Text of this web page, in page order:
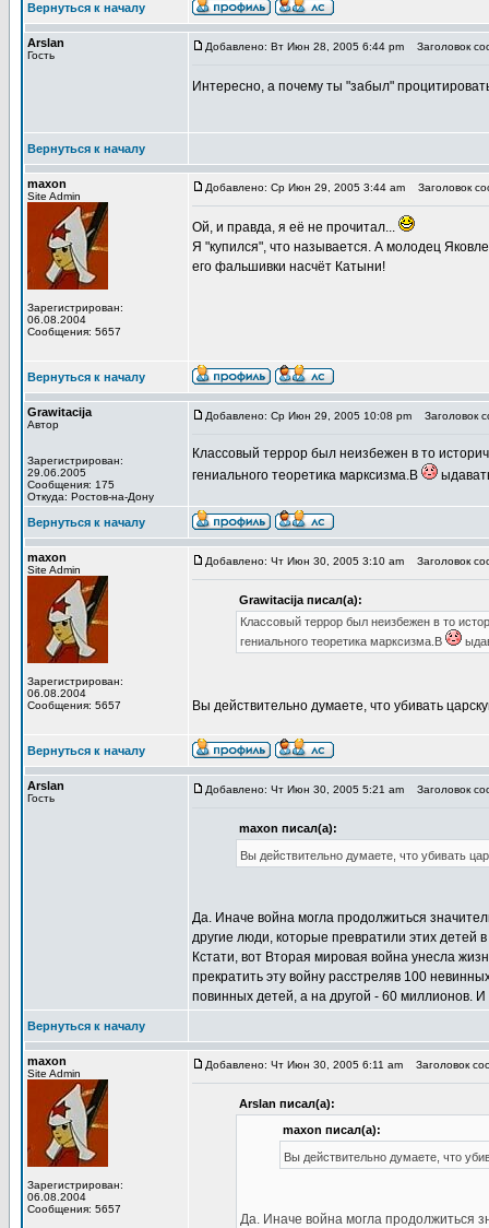
Вернуться к началу
Arslan
Гость
Добавлено: Вт Июн 28, 2005 6:44 pm Заголовок
Интересно, а почему ты "забыл"
Вернуться к началу
maxon
Site Admin
Зарегистрирован:
06.08.2004
Сообщения: 5657
Добавлено: Ср Июн 29, 2005 3:44 am Заголовок
Ой, и правда, я её не прочитал...
Я "купился", что называется. А молодец
его фальшивки насчёт Катыни!
Вернуться к началу
Grawitacija
Автор
Зарегистрирован:
29.06.2005
Сообщения: 175
Откуда: Ростов-на-Дону
Добавлено: Ср Июн 29, 2005 10:08 pm Заголовок
Классовый террор был неизбежен в то
гениального теоретика марксизма.В
Вернуться к началу
maxon
Site Admin
Зарегистрирован:
06.08.2004
Сообщения: 5657
Добавлено: Чт Июн 30, 2005 3:10 am Заголовок
Grawitacija писал(а):
Классовый террор был неизбежен в то
гениального теоретика марксизма.В
Вы действительно думаете, что убивать
Вернуться к началу
Arslan
Гость
Добавлено: Чт Июн 30, 2005 5:21 am Заголовок
maxon писал(а):
Вы действительно думаете, что убивать
Да. Иначе война могла продолжиться
другие люди, которые превратили этих детей
Кстати, вот Вторая мировая война унесла
прекратить эту войну расстреляв 100
повинных детей, а на другой - 60 миллионов. И
Вернуться к началу
maxon
Site Admin
Зарегистрирован:
06.08.2004
Сообщения: 5657
Добавлено: Чт Июн 30, 2005 6:11 am Заголовок
Arslan писал(а):
maxon писал(а):
Вы действительно думаете, что
Да. Иначе война могла продолжиться